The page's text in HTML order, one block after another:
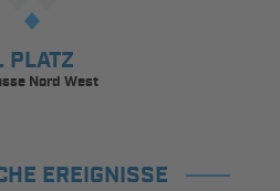
PLATZ
Nord West
EREIGNISSE